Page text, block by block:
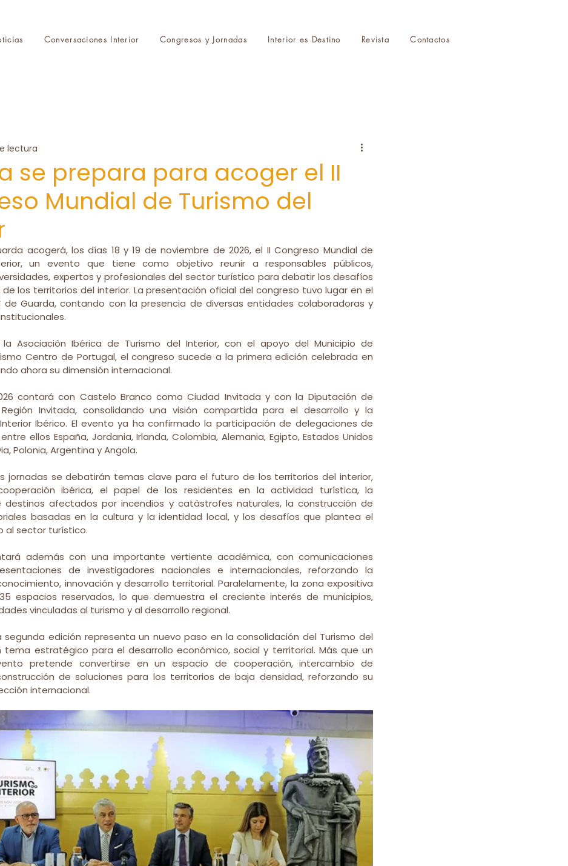
Conversaciones Interior Congresos y Jornadas Interior es Destino Revista Contactos
se prepara para acoger el II
Mundial de Turismo del
lectura
acogerá, los días 18 y 19 de noviembre de 2026, el II Congreso Mundial de
un evento que tiene como objetivo reunir a responsables públicos,
expertos y profesionales del sector turístico para debatir los desafíos
los territorios del interior. La presentación oficial del congreso tuvo lugar en el
de Guarda, contando con la presencia de diversas entidades colaboradoras y
la Asociación Ibérica de Turismo del Interior, con el apoyo del Municipio de
Centro de Portugal, el congreso sucede a la primera edición celebrada en
ahora su dimensión internacional.
contará con Castelo Branco como Ciudad Invitada y con la Diputación de
Invitada, consolidando una visión compartida para el desarrollo y la
Ibérico. El evento ya ha confirmado la participación de delegaciones de
ellos España, Jordania, Irlanda, Colombia, Alemania, Egipto, Estados Unidos
Polonia, Argentina y Angola.
jornadas se debatirán temas clave para el futuro de los territorios del interior,
ibérica, el papel de los residentes en la actividad turística, la
destinos afectados por incendios y catástrofes naturales, la construcción de
basadas en la cultura y la identidad local, y los desafíos que plantea el
al sector turístico.
además con una importante vertiente académica, con comunicaciones
de investigadores nacionales e internacionales, reforzando la
innovación y desarrollo territorial. Paralelamente, la zona expositiva
espacios reservados, lo que demuestra el creciente interés de municipios,
vinculadas al turismo y al desarrollo regional.
segunda edición representa un nuevo paso en la consolidación del Turismo del
tema estratégico para el desarrollo económico, social y territorial. Más que un
pretende convertirse en un espacio de cooperación, intercambio de
de soluciones para los territorios de baja densidad, reforzando su
internacional.